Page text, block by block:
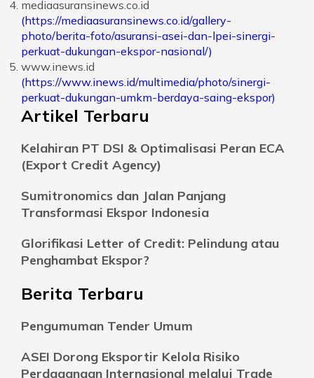
mediaasuransinews.co.id
(https://mediaasuransinews.co.id/gallery-
photo/berita-foto/asuransi-asei-dan-lpei-sinergi-
perkuat-dukungan-ekspor-nasional/)
www.inews.id
(https://www.inews.id/multimedia/photo/sinergi-
perkuat-dukungan-umkm-berdaya-saing-ekspor)
Artikel Terbaru
Kelahiran PT DSI & Optimalisasi Peran ECA
(Export Credit Agency)
Sumitronomics dan Jalan Panjang
Transformasi Ekspor Indonesia
Glorifikasi Letter of Credit: Pelindung atau
Penghambat Ekspor?
Berita Terbaru
Pengumuman Tender Umum
ASEI Dorong Eksportir Kelola Risiko
Perdagangan Internasional melalui Trade